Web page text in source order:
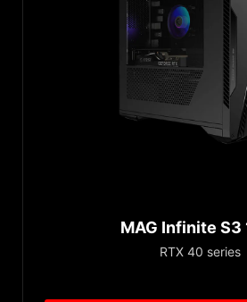
MAG Infinite S3
RTX 40 series